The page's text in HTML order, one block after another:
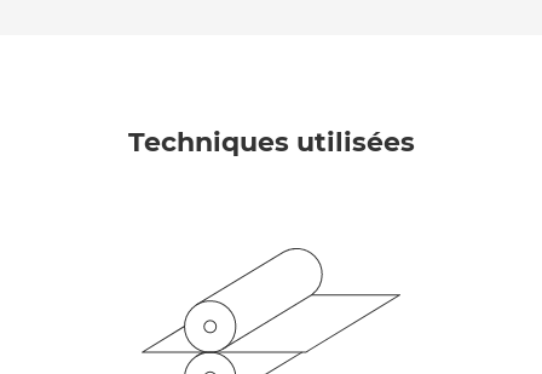
Techniques utilisées